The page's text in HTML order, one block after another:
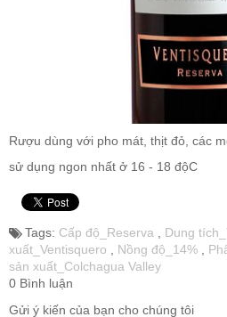
VANG CANADA ICEWINE
RƯỢU VANG NAM PHI
RƯỢU VANG ROMANIA GIÁ
Rượu dùng với pho mát, thịt đỏ, các
sử dụng ngon nhất ở 16 - 18 độC
Tags: Cấp độ_Reserva , Dung
xuất_Ventisquero , Nồng độ_14% ,
sản xuất_Colchagua Valley
0 Bình luận
Gửi ý kiến của bạn cho chúng tôi